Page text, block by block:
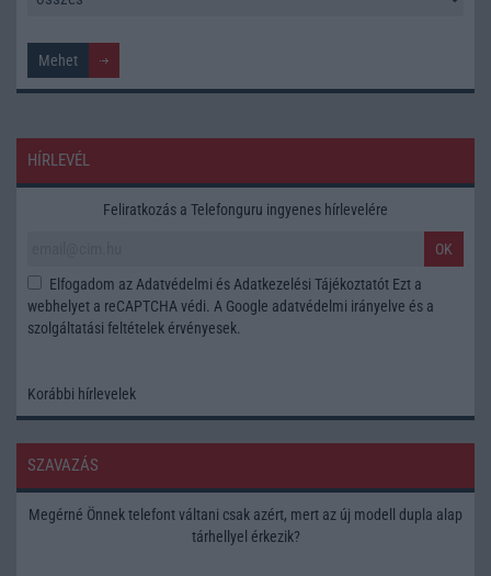
HÍRLEVÉL
Feliratkozás a Telefonguru ingyenes hírlevelére
OK
Elfogadom az Adatvédelmi és Adatkezelési Tájékoztatót Ezt a
webhelyet a reCAPTCHA védi. A Google adatvédelmi irányelve és a
szolgáltatási feltételek érvényesek.
Korábbi hírlevelek
SZAVAZÁS
Megérné Önnek telefont váltani csak azért, mert az új modell dupla alap
tárhellyel érkezik?